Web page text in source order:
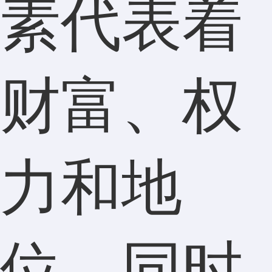
素代表着
财富、权
力和地